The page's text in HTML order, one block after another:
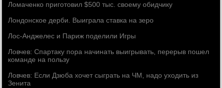
Ломаченко приготовил $500 тыс. своему обидчику
Лондонское дерби. Выиграла ставка на зеро
Лос-Анджелес и Париж поделили Игры
Ловчев: Спартаку пора начинать выигрывать, перерыв пошел
команде на пользу
Ловчев: Если Дзюба хочет сыграть на ЧМ, надо уходить из
Зенита